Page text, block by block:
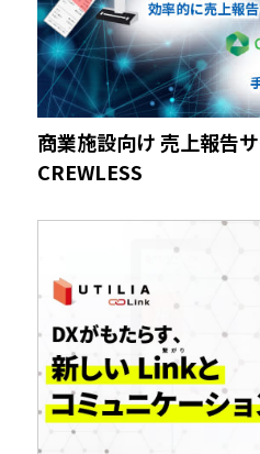
商業施設向け 売上報告
CREWLESS